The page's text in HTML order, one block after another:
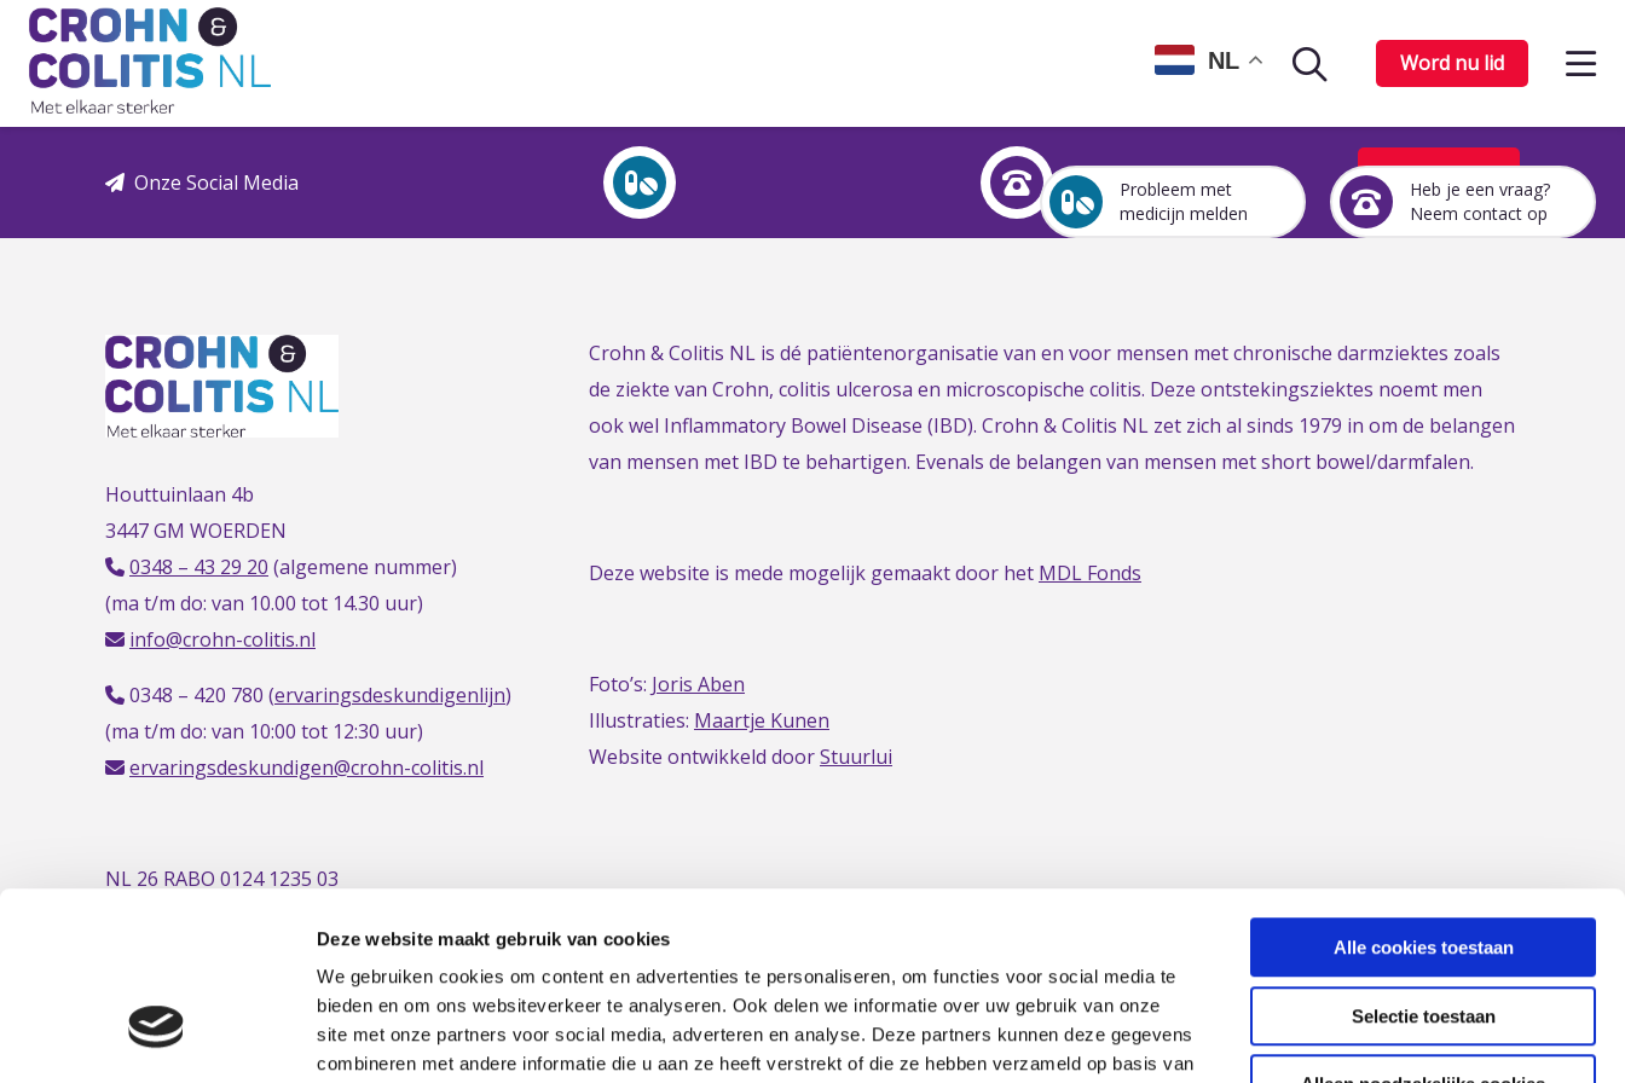
Deze website maakt gebruik van cookies
We gebruiken cookies om content en advertenties te personaliseren, om functies voor social media te
bieden en om ons websiteverkeer te analyseren. Ook delen we informatie over uw gebruik van onze
site met onze partners voor social media, adverteren en analyse. Deze partners kunnen deze gegevens
combineren met andere informatie die u aan ze heeft verstrekt of die ze hebben verzameld op basis van
Alle cookies toestaan
Selectie toestaan
Over Crohn en colitis (IBD)
Leven met
Voor professionals
Word nu lid
Zoekpagina
NL
Probleem met
medicijn melden
medicijn
Heb je een vraag?
Neem contact op
je
Onze Social Media Word nu lid
Link
homepage
Houttuinlaan 4b
3447 GM WOERDEN
0348 – 43 29 20 (algemene nummer)
(ma t/m do: van 10.00 tot 14.30 uur)
info@crohn-colitis.nl
0348 – 420 780 (ervaringsdeskundigenlijn)
(ma t/m do: van 10:00 tot 12:30 uur)
ervaringsdeskundigen@crohn-colitis.nl
NL 26 RABO 0124 1235 03
Crohn & Colitis NL is dé patiëntenorganisatie van en voor mensen met chronische darmziektes zoals
de ziekte van Crohn, colitis ulcerosa en microscopische colitis. Deze ontstekingsziektes noemt men
ook wel Inflammatory Bowel Disease (IBD). Crohn & Colitis NL zet zich al sinds 1979 in om de belangen
van mensen met IBD te behartigen. Evenals de belangen van mensen met short bowel/darmfalen.
Deze website is mede mogelijk gemaakt door het MDL Fonds
Foto’s: Joris Aben
Illustraties: Maartje Kunen
Website ontwikkeld doorStuurlui
Privacy|Disclaimer